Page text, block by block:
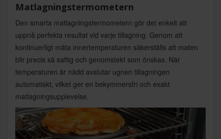
Matlagningstermometern
Den smarta matlagningstermometern gör det enkelt att
uppnå perfekta resultat vid varje tillagning. Genom att
kontinuerligt mäta innertemperaturen säkerställs att maten
blir precis så saftig och genomstekt som önskas. När
temperaturen är nådd avslutar ugnen tillagningen
automatiskt, vilket ger en bekymmersfri och exakt
matlagningsupplevelse.